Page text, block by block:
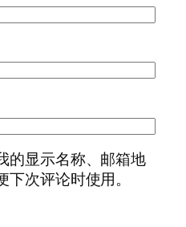
的显示名称、邮箱地
次评论时使用。